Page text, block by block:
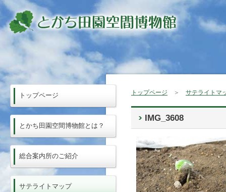
トップページ ＞ サテライトマ
IMG_3608
トップページ
とかち田園空間博物館とは？
総合案内所のご紹介
サテライトマップ